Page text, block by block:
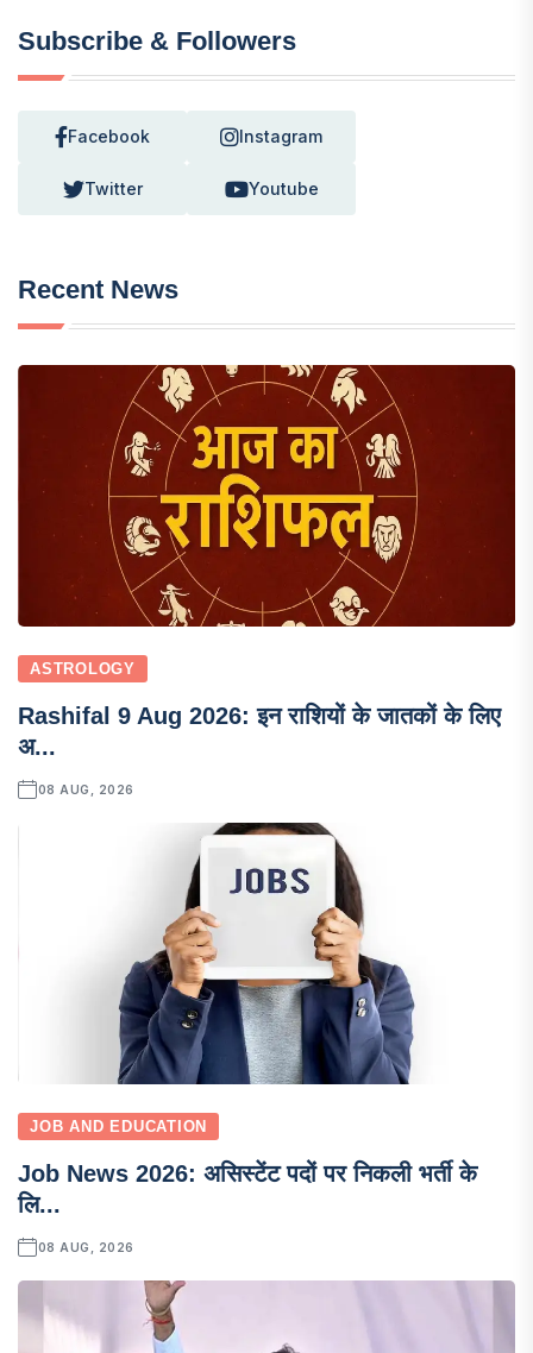
Subscribe & Followers
Facebook Instagram
Twitter Youtube
Recent News
ASTROLOGY
Rashifal 9 Aug 2026: इन राशियों के जातकों के लिए
अ...
08 AUG, 2026
JOB AND EDUCATION
Job News 2026: असिस्टेंट पदों पर निकली भर्ती के
लि...
08 AUG, 2026